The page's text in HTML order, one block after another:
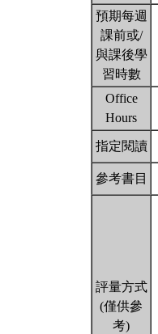
預期每週
課前或/
與課後學
習時數
Office
Hours
指定閱讀
參考書目
評量方式
(僅供參
考)